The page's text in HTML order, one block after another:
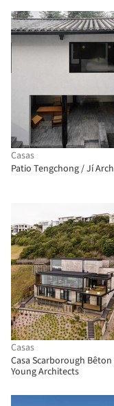
Casas
Patio Tengchong / Jí
Casas
Casa Scarborough
Young Architects